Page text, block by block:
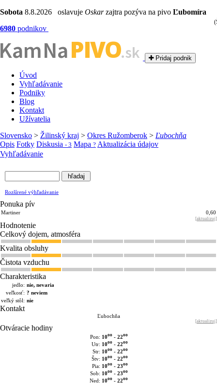
Sobota 8.8.2026 oslavuje Oskarzajtra pozýva na pivo Ľubomíra
6980 podnikov
NaPIVO.sk Pridaj podnik
Úvod
Vyhľadávanie
Podniky
Blog
Kontakt
Užívatelia
Slovensko > Žilinský kraj > Okres Ružomberok > Ľubochňa
Opis Fotky Diskusia - 3 Mapa ? Aktualizácia údajov
Vyhľadávanie
Rozšírené výhľadávanie
Ponuka pív
Martiner 0,60
[aktualizuj]
Hodnotenie
Celkový dojem, atmosféra
Kvalita obsluhy
Čistota vzduchu
Charakteristika
jedlo: nie, nevaria
veľkosť: ? neviem
veľký stôl: nie
Kontakt
Ľubochňa
[aktualizuj]
Otváracie hodiny
Pon: 10oo- 22oo
Utr: 10oo- 22oo
Str: 10oo- 22oo
Štv: 10oo- 22oo
Pia: 10oo- 23oo
Sob: 10oo- 23oo
Ned: 10oo- 22oo